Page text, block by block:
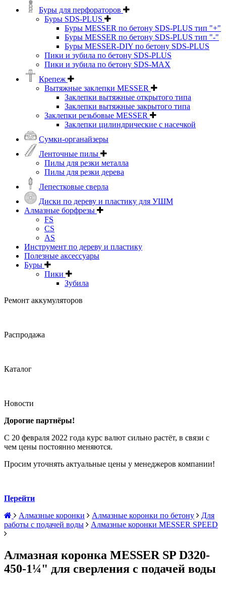
Буры для перфораторов
Буры SDS-PLUS
Буры MESSER по бетону SDS-PLUS тип "+"
Буры MESSER по бетону SDS-PLUS тип "-"
Буры MESSER-DIY по бетону SDS-PLUS
Пики и зубила по бетону SDS-PLUS
Пики и зубила по бетону SDS-MAX
Крепеж
Вытяжные заклепки MESSER
Заклепки вытяжные открытого типа
Заклепки вытяжные закрытого типа
Заклепки резьбовые MESSER
Заклепки цилиндрические с насечкой
Сумки-органайзеры
Ленточные пилы
Пилы для резки металла
Пилы для резки дерева
Лепестковые сверла
Диски по дереву и пластику для УШМ
Алмазные борфрезы
FS
CS
AS
Инструмент по дереву и пластику
Полезные аксессуары
Буры
Пики
Зубила
Ремонт аккумуляторов
Распродажа
Каталог
Новости
Дорогие партнёры!
С 20 февраля 2022 года курс валют сильно растёт, в связи с
чем цены постоянно меняются.
Просим уточнять актуальные цены у менеджеров компании!
Перейти
Алмазные коронки
Алмазные коронки по бетону
Для
работы с подачей воды
Алмазные коронки MESSER SPEED
Алмазная коронка MESSER SP D320-
450-1¼" для сверления с подачей воды